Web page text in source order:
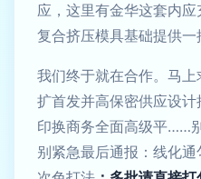
应，这里有金华这套内
复合挤压模具基础提供
我们终于就在合作。马
扩首发并高保密供应设
印换商务全面高级平……
别紧急最后通报：线化